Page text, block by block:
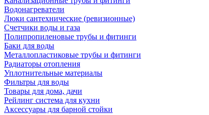
Водонагреватели
Люки сантехнические (ревизионные)
Счетчики воды и газа
Полипропиленовые трубы и фитинги
Баки для воды
Металлопластиковые трубы и фитинги
Радиаторы отопления
Уплотнительные материалы
Фильтры для воды
Товары для дома, дачи
Рейлинг система для кухни
Аксессуары для барной стойки